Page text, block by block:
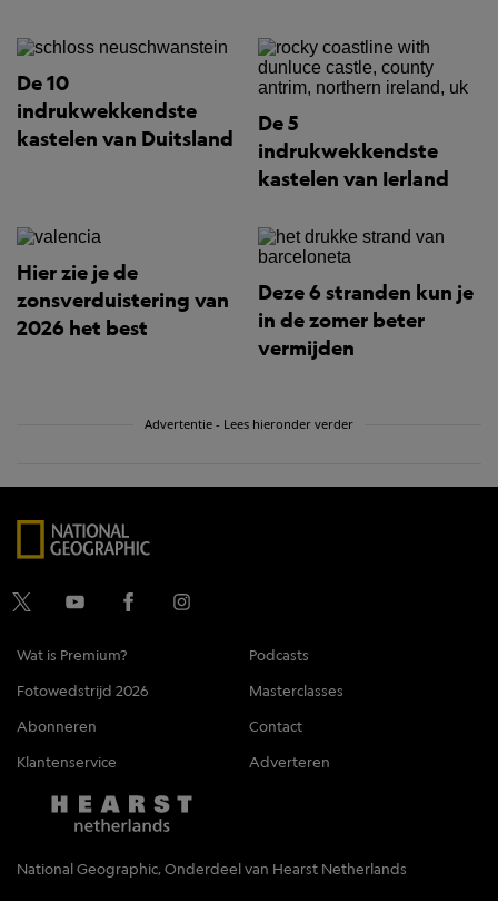
De 10
indrukwekkendste
kastelen van Duitsland
De 5
indrukwekkendste
kastelen van Ierland
Hier zie je de
zonsverduistering van
2026 het best
Deze 6 stranden kun je
in de zomer beter
vermijden
Advertentie - Lees hieronder verder
Wat is Premium?
Podcasts
Fotowedstrijd 2026
Masterclasses
Abonneren
Contact
Klantenservice
Adverteren
National Geographic, Onderdeel van Hearst Netherlands